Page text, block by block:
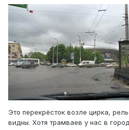
Это перекрёсток возле цирка,
видны. Хотя трамваев у нас в